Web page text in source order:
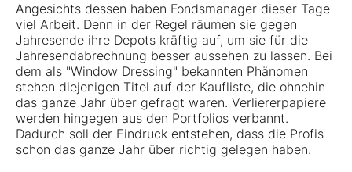
Angesichts dessen haben Fondsmanager dieser Tage
viel Arbeit. Denn in der Regel räumen sie gegen
Jahresende ihre Depots kräftig auf, um sie für die
Jahresendabrechnung besser aussehen zu lassen. Bei
dem als "Window Dressing" bekannten Phänomen
stehen diejenigen Titel auf der Kaufliste, die ohnehin
das ganze Jahr über gefragt waren. Verliererpapiere
werden hingegen aus den Portfolios verbannt.
Dadurch soll der Eindruck entstehen, dass die Profis
schon das ganze Jahr über richtig gelegen haben.